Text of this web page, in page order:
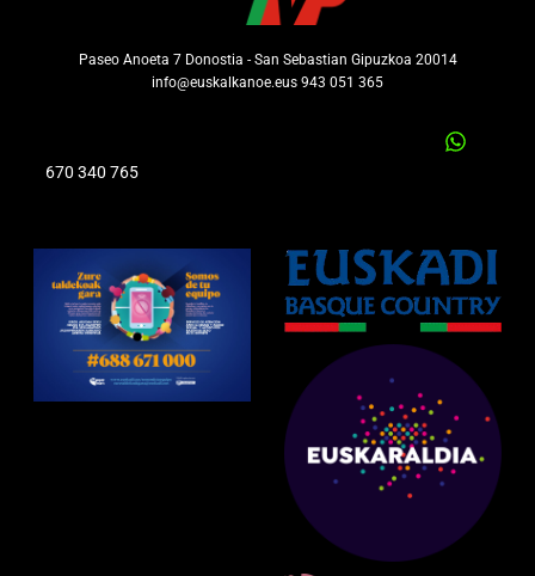
Paseo Anoeta 7 Donostia - San Sebastian Gipuzkoa 20014
info@euskalkanoe.eus 943 051 365
670 340 765